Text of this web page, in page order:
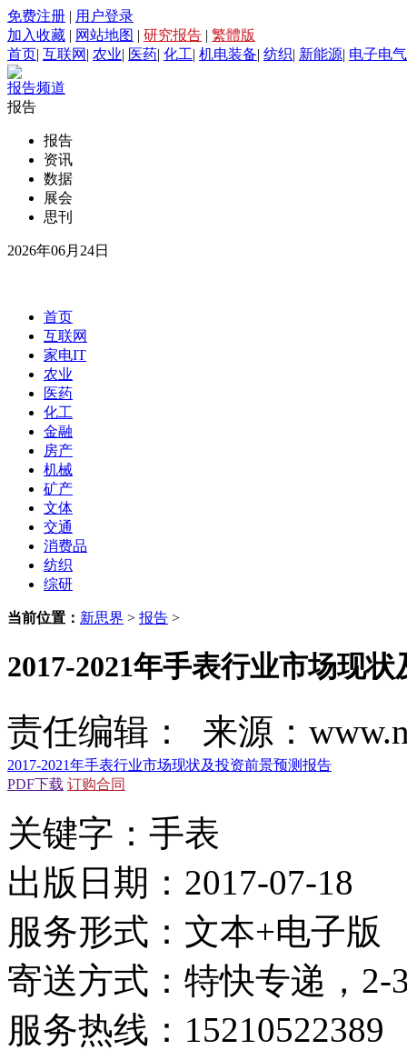
免费注册 | 用户登录
加入收藏 | 网站地图 | 研究报告 | 繁體版
首页| 互联网 | 农业| 医药| 化工| 机电装备| 纺织| 新能源| 电子电气
报告频道
报告
报告
资讯
数据
展会
思刊
2026年06月24日
首页
互联网
家电IT
农业
医药
化工
金融
房产
机械
矿产
文体
交通
消费品
纺织
综研
当前位置： 新思界 > 报告 >
2017-2021年手表行业市场现
责任编辑： 来源：
2017-2021年手表行业市场现状及投资前景预测报告
PDF下载 订购合同
关键字：手表
出版日期：2017-07-18
服务形式：文本+电子版
寄送方式：特快专递，2-
服务热线：15210522389